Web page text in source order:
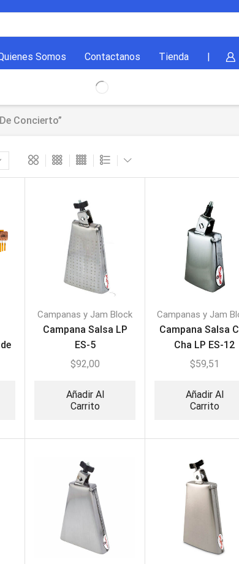
Somos Contactanos Tienda
Concierto”
Campanas y Jam Block
Campana Salsa LP
ES-5
$92,00
Añadir Al
Carrito
Campanas y Jam
Campana Salsa
Cha LP ES-12
$59,51
Añadir Al
Carrito